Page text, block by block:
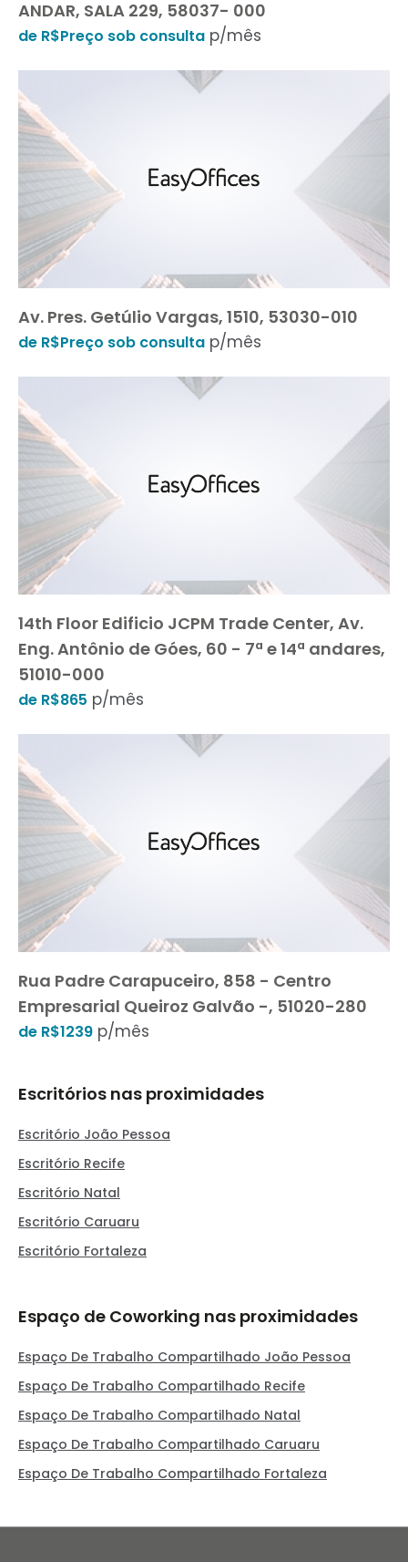
ANDAR, SALA 229, 58037- 000
de R$Preço sob consulta p/mês
Av. Pres. Getúlio Vargas, 1510, 53030-010
de R$Preço sob consulta p/mês
14th Floor Edificio JCPM Trade Center, Av.
Eng. Antônio de Góes, 60 - 7ª e 14ª andares,
51010-000
de R$865 p/mês
Rua Padre Carapuceiro, 858 - Centro
Empresarial Queiroz Galvão -, 51020-280
de R$1239 p/mês
Escritórios nas proximidades
Escritório João Pessoa
Escritório Recife
Escritório Natal
Escritório Caruaru
Escritório Fortaleza
Espaço de Coworking nas proximidades
Espaço De Trabalho Compartilhado João Pessoa
Espaço De Trabalho Compartilhado Recife
Espaço De Trabalho Compartilhado Natal
Espaço De Trabalho Compartilhado Caruaru
Espaço De Trabalho Compartilhado Fortaleza